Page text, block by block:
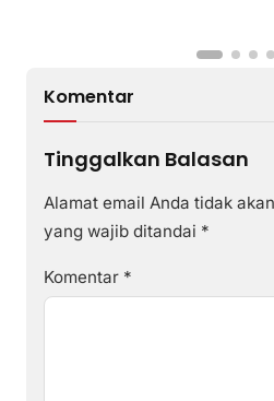
Komentar
Tinggalkan Balasan
Alamat email Anda tidak
yang wajib ditandai *
Komentar *